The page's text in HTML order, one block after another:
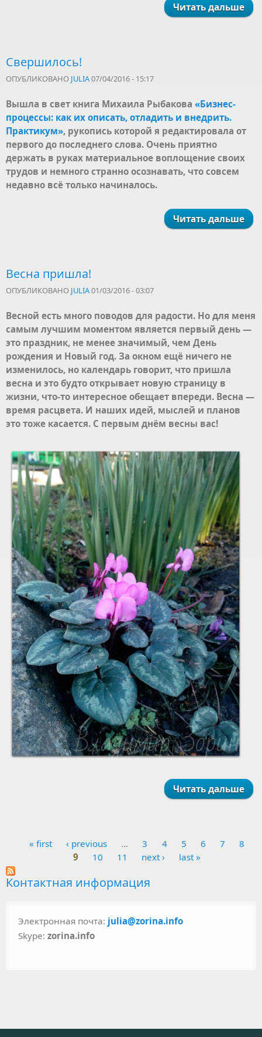
Читать дальше
Свершилось!
ОПУБЛИКОВАНО JULIA07/04/2016 - 15:17
Вышла в свет книга Михаила Рыбакова «Бизнес-
процессы: как их описать, отладить и внедрить.
Практикум», рукопись которой я редактировала от
первого до последнего слова. Очень приятно
держать в руках материальное воплощение своих
трудов и немного странно осознавать, что совсем
недавно всё только начиналось.
Читать дальше
Весна пришла!
ОПУБЛИКОВАНО JULIA01/03/2016 - 03:07
Весной есть много поводов для радости. Но для меня
самым лучшим моментом является первый день —
это праздник, не менее значимый, чем День
рождения и Новый год. За окном ещё ничего не
изменилось, но календарь говорит, что пришла
весна и это будто открывает новую страницу в
жизни, что-то интересное обещает впереди. Весна —
время расцвета. И наших идей, мыслей и планов
это тоже касается. С первым днём весны вас!
Читать дальше
« first ‹ previous … 3 4 5 6 7
8
9
10 11 next › last »
Контактная информация
Электронная почта: julia@zorina.info
Skype: zorina.info